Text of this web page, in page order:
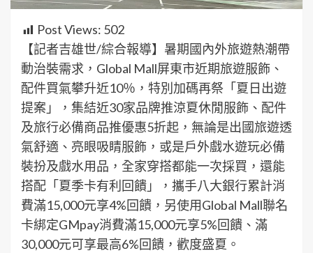
Post Views: 502
【記者吉雄世/綜合報導】暑期國內外旅遊熱潮帶
動治裝需求，Global Mall屏東市近期旅遊服飾、
配件買氣攀升近10％，特別加碼再祭「夏日出遊
提案」，集結近30家品牌推涼夏休閒服飾、配件
及旅行必備商品推優惠5折起，無論是出國旅遊透
氣舒適、亮眼吸睛服飾，或是戶外戲水遊玩必備
裝扮及戲水用品，全家穿搭都能一次採買，還能
搭配「夏季卡有利回饋」，攜手八大銀行累計消
費滿15,000元享4%回饋，另使用Global Mall聯名
卡綁定GMpay消費滿15,000元享5%回饋、滿
30,000元可享最高6%回饋，歡度盛夏。